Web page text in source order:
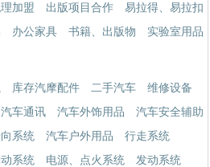
加盟 出版项目合作
易拉得、易拉扣
办公家具 书籍、出版物 实验室用品
库存汽摩配件 二手汽车
维修设备
汽车通讯 汽车外饰用品
汽车安全辅助
系统 汽车户外用品
行走系统
系统 电源、点火系统
发动系统